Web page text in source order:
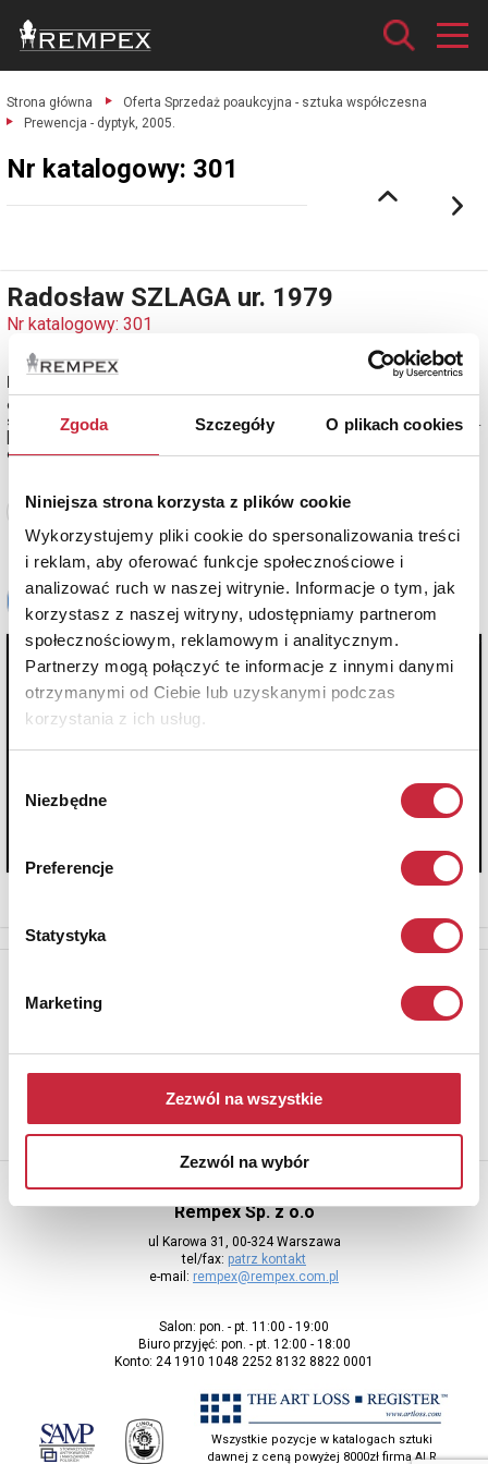
Zgoda Szczegóły O plikach cookies
Niniejsza strona korzysta z plików cookie
Wykorzystujemy pliki cookie do spersonalizowania treści
i reklam, aby oferować funkcje społecznościowe i
analizować ruch w naszej witrynie. Informacje o tym, jak
korzystasz z naszej witryny, udostępniamy partnerom
społecznościowym, reklamowym i analitycznym.
Partnerzy mogą połączyć te informacje z innymi danymi
otrzymanymi od Ciebie lub uzyskanymi podczas
korzystania z ich usług.
zgody
Niezbędne
Preferencje
Statystyka
Marketing
Zezwól na wszystkie
Zezwól na wybór
Strona główna
Oferta Sprzedaż poaukcyjna - sztuka współczesna
Prewencja - dyptyk, 2005.
Nr katalogowy: 301
Radosław SZLAGA ur. 1979
Nr katalogowy: 301
olej, płótno; 55 x 110 cm;
sygn., dat. i opisany na odwrocie: [korona] PAN / RDK / x PREWENCJA x / cz.
[…] / dyptyk / R. Szlaga 2005.
estymacja: 38 000 - 40 000 zł
Zobacz pełne informacje
Aby otrzymywać informacje o nowych aukcjach, prosimy podać
Rempex Sp. z o.o
ul Karowa 31, 00-324 Warszawa
tel/fax: patrz kontakt
e-mail: rempex@rempex.com.pl
Salon: pon. - pt. 11:00 - 19:00
Biuro przyjęć: pon. - pt. 12:00 - 18:00
Konto: 24 1910 1048 2252 8132 8822 0001
Wszystkie pozycje w katalogach sztuki
dawnej z ceną powyżej 8000zł firma ALR